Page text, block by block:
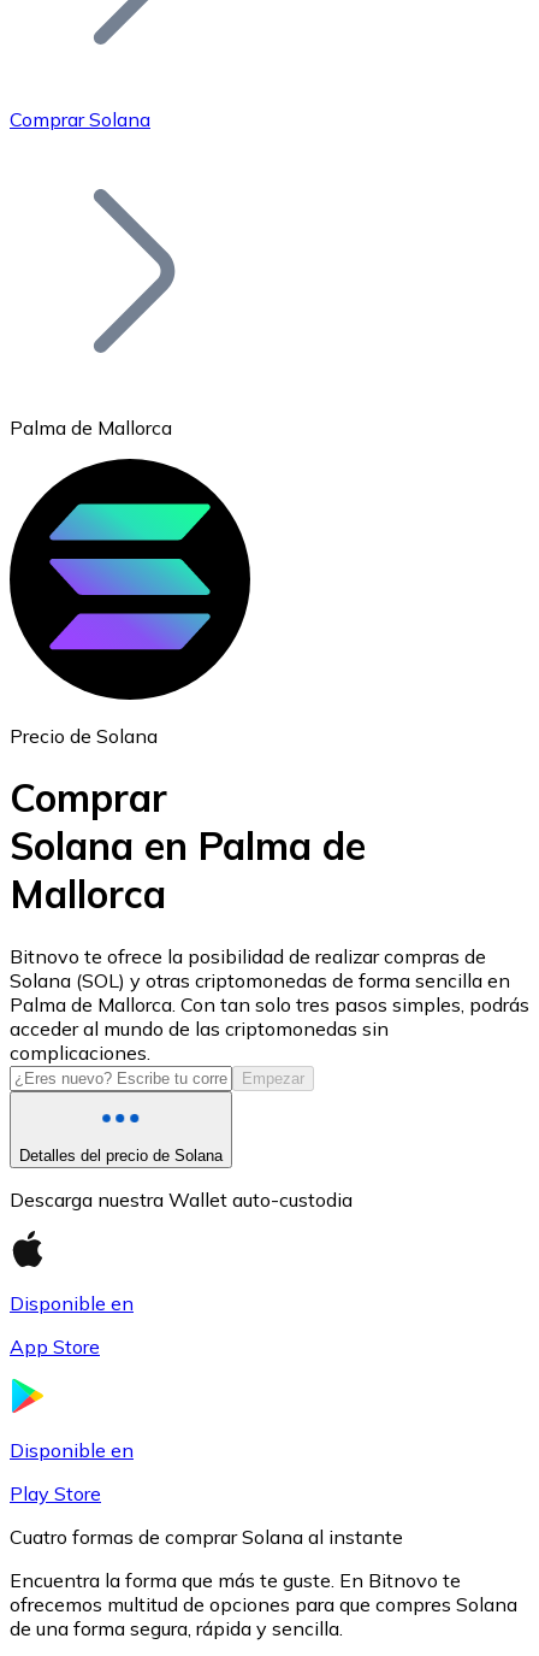
Bitcoin
ETH
USD Coin
USDC
LTC
XRP
Comprar Solana
Palma de Mallorca
Precio de Solana
Comprar
Solana en Palma de
Mallorca
Bitnovo te ofrece la posibilidad de realizar compras de
Solana (SOL) y otras criptomonedas de forma sencilla en
Palma de Mallorca. Con tan solo tres pasos simples, podrás
acceder al mundo de las criptomonedas sin
complicaciones.
Empezar
Detalles del precio de Solana
Descarga nuestra Wallet auto-custodia
Disponible en
App Store
Disponible en
Play Store
Cuatro formas de comprar Solana al instante
Encuentra la forma que más te guste. En Bitnovo te
ofrecemos multitud de opciones para que compres Solana
de una forma segura, rápida y sencilla.